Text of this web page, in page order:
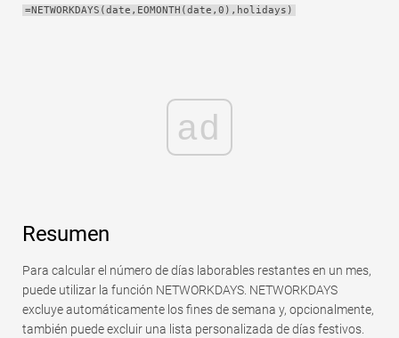
Rápido
=NETWORKDAYS(date,EOMONTH(date,0),holidays)
ad
Resumen
Para calcular el número de días laborables restantes en un mes,
puede utilizar la función NETWORKDAYS. NETWORKDAYS
excluye automáticamente los fines de semana y, opcionalmente,
también puede excluir una lista personalizada de días festivos.